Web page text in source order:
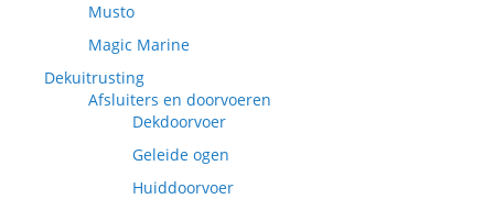
Musto
Magic Marine
Dekuitrusting
Afsluiters en doorvoeren
Dekdoorvoer
Geleide ogen
Huiddoorvoer